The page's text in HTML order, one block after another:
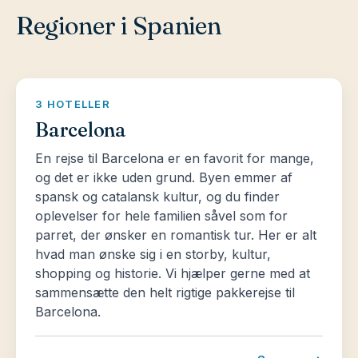
verden, kan du også nyde en spektakulær udsigt
Om aftenen kan det anbefales at opleve en af de
mange “Flamenco tablaos” for at nyde musikken
og spansk dans.
Granada er blandt andet kendt for Alhambra og
Generalife, som blev bygget i det 13. århundrede
af Mohammed Ibn Alhamar, grundlæggeren af
Nasrid dynastiet, med udsigt over Granada.
Alhambraens tidligste bygværk er Alcazaben, som
efterfølgende blev et kongelige palads. Senere
Regioner i Spanien
3 HOTELLER
Barcelona
En rejse til Barcelona er en favorit for mange,
og det er ikke uden grund. Byen emmer af
spansk og catalansk kultur, og du finder
oplevelser for hele familien såvel som for
parret, der ønsker en romantisk tur. Her er alt
hvad man ønske sig i en storby, kultur,
shopping og historie. Vi hjælper gerne med at
sammensætte den helt rigtige pakkerejse til
Barcelona.